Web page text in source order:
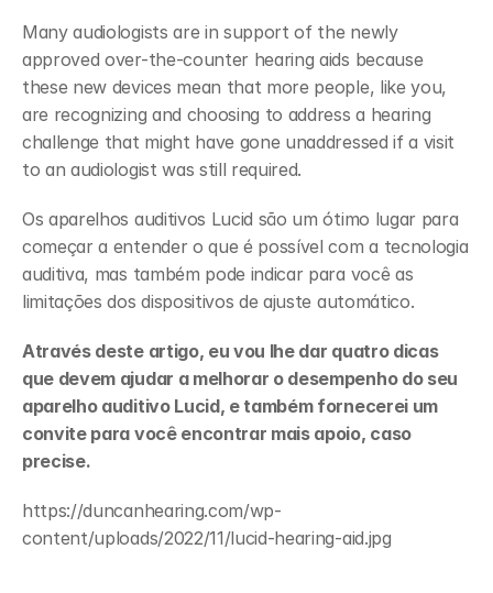
Many audiologists are in support of the newly
approved over-the-counter hearing aids because
these new devices mean that more people, like you,
are recognizing and choosing to address a hearing
challenge that might have gone unaddressed if a visit
to an audiologist was still required.
Os aparelhos auditivos Lucid são um ótimo lugar para
começar a entender o que é possível com a tecnologia
auditiva, mas também pode indicar para você as
limitações dos dispositivos de ajuste automático.
Através deste artigo, eu vou lhe dar quatro dicas
que devem ajudar a melhorar o desempenho do seu
aparelho auditivo Lucid, e também fornecerei um
convite para você encontrar mais apoio, caso
precise.
https://duncanhearing.com/wp-
content/uploads/2022/11/lucid-hearing-aid.jpg